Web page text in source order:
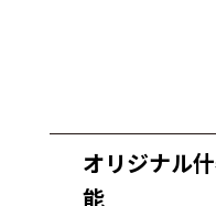
オリジナル
能